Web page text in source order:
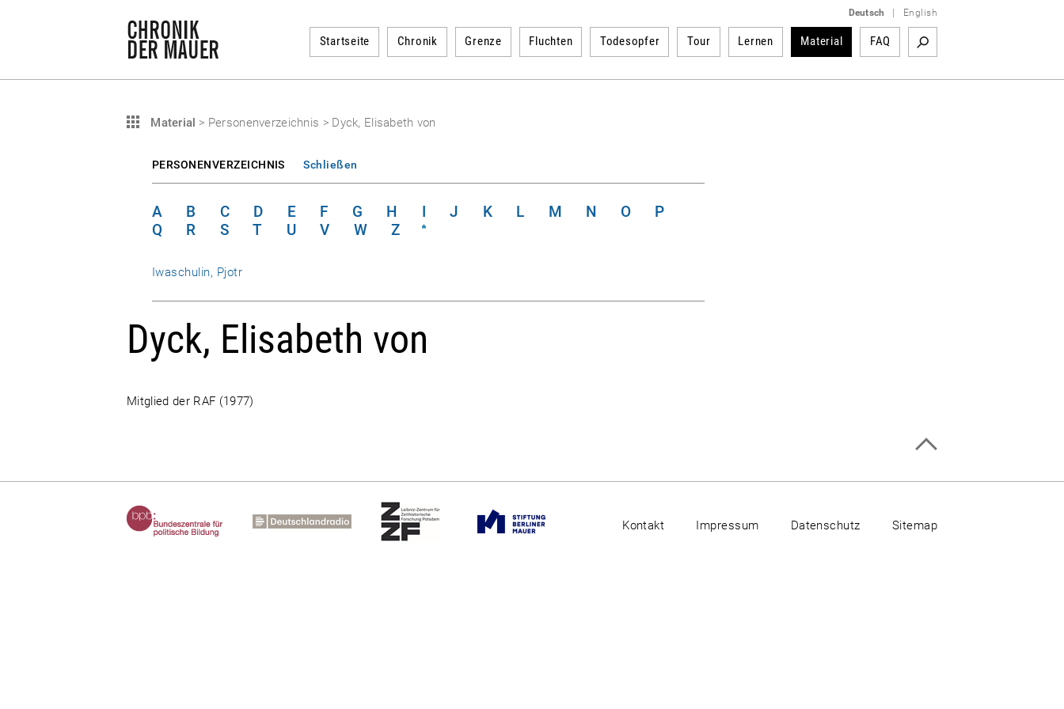
Deutsch English
Startseite Chronik Grenze Fluchten Todesopfer Tour Lernen Material FAQ
Material > Personenverzeichnis > Dyck, Elisabeth von
PERSONENVERZEICHNIS Schließen
A B C D E F G H I J K L M N O
P
Q
R S T U V W Z
Iwaschulin, Pjotr
Dyck, Elisabeth von
Mitglied der RAF (1977)
Kontakt Impressum Datenschutz Sitemap